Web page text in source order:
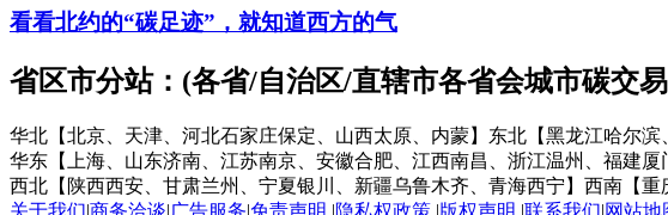
看看北约的“碳足迹”，就知道西方的气
省区市分站：(各省/自治区/直辖市各省会城市碳交
华北【北京、天津、河北石家庄保定、山西太原、内蒙】 东北【黑龙江哈尔滨
华东【上海、山东济南、江苏南京、安徽合肥、江西南昌、浙江温州、福建厦
西北【陕西西安、甘肃兰州、宁夏银川、新疆乌鲁木齐、青海西宁】 西南【重
关于我们|商务洽谈|广告服务|免责声明 |隐私权政策 |版权声明 |联系我们|网站地